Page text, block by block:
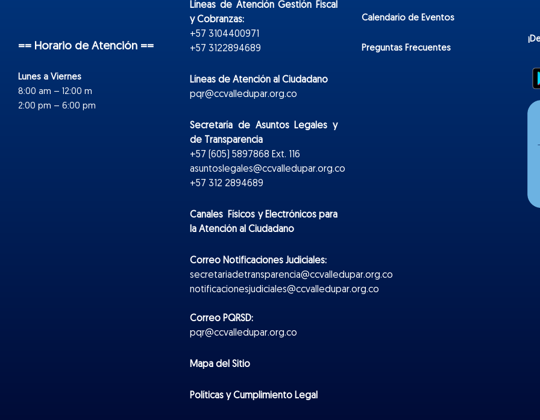
== Horario de Atención ==
Lunes a Viernes
8:00 am – 12:00 m
2:00 pm – 6:00 pm
Líneas de Atención Gestión Fiscal
y Cobranzas:
+57 3104400971
+57 3122894689
Líneas de Atención al Ciudadano
pqr@ccvalledupar.org.co
Secretaría de Asuntos Legales y
de Transparencia
+57 (605) 5897868 Ext. 116
asuntoslegales@ccvalledupar.org.co
+57 312 2894689
Canales Físicos yElectrónicospara
la Atención al Ciudadano
Correo Notificaciones Judiciales:
secretariadetransparencia@ccvalledupar.org.co
notificacionesjudiciales@ccvalledupar.org.co
Correo PQRSD:
pqr@ccvalledupar.org.co
Mapa del Sitio
Políticas y Cumplimiento Legal
Calendario de Eventos
Preguntas Frecuentes